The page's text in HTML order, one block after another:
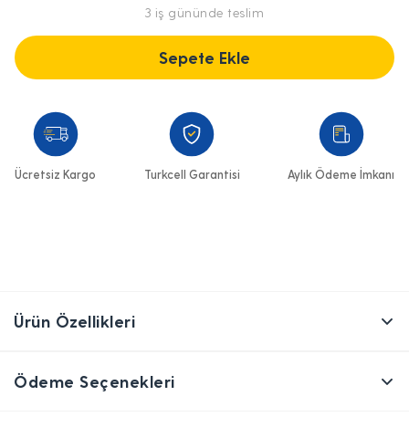
3 iş gününde teslim
Sepete Ekle
Ücretsiz Kargo Turkcell Garantisi Aylık Ödeme İmkanı
Ürün Özellikleri
Ödeme Seçenekleri